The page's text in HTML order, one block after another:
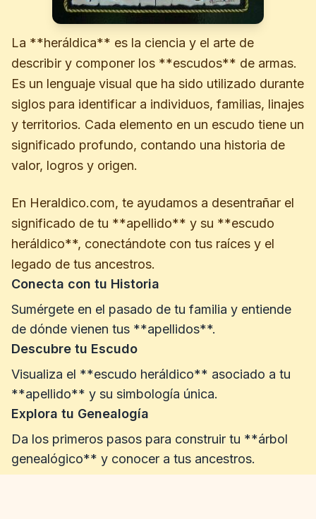
La **heráldica** es la ciencia y el arte de
describir y componer los **escudos** de armas.
Es un lenguaje visual que ha sido utilizado durante
siglos para identificar a individuos, familias, linajes
y territorios. Cada elemento en un escudo tiene un
significado profundo, contando una historia de
valor, logros y origen.
En Heraldico.com, te ayudamos a desentrañar el
significado de tu **apellido** y su **escudo
heráldico**, conectándote con tus raíces y el
legado de tus ancestros.
Conecta con tu Historia
Sumérgete en el pasado de tu familia y entiende
de dónde vienen tus **apellidos**.
Descubre tu Escudo
Visualiza el **escudo heráldico** asociado a tu
**apellido** y su simbología única.
Explora tu Genealogía
Da los primeros pasos para construir tu **árbol
genealógico** y conocer a tus ancestros.